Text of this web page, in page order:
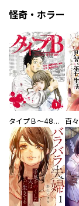
怪奇・ホラー
タイプＢ～48時間後、致死率100％～【単話】